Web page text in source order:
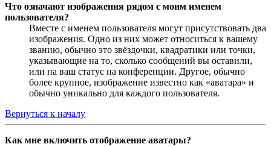
Что означают изображения рядом с моим именем
пользователя?
Вместе с именем пользователя могут присутствовать два
изображения. Одно из них может относиться к вашему
званию, обычно это звёздочки, квадратики или точки,
указывающие на то, сколько сообщений вы оставили,
или на ваш статус на конференции. Другое, обычно
более крупное, изображение известно как «аватара» и
обычно уникально для каждого пользователя.
Вернуться к началу
Как мне включить отображение аватары?